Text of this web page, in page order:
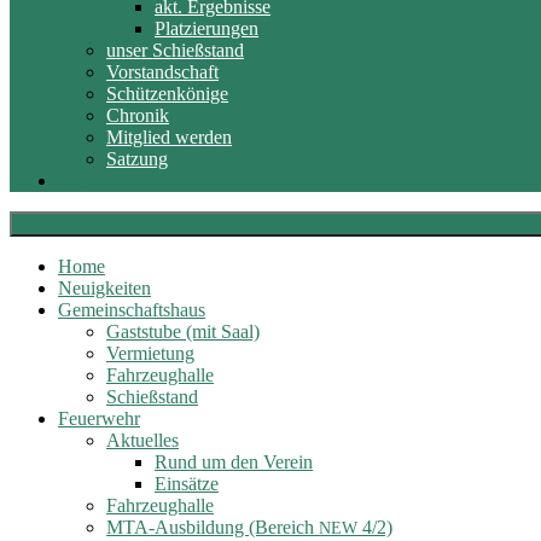
akt. Ergebnisse
Platzierungen
unser Schießstand
Vorstandschaft
Schützenkönige
Chronik
Mitglied werden
Satzung
Home
Neuigkeiten
Gemeinschaftshaus
Gaststube (mit Saal)
Vermietung
Fahrzeughalle
Schießstand
Feuerwehr
Aktuelles
Rund um den Verein
Einsätze
Fahrzeughalle
MTA-Ausbildung (Bereich NEW 4/2)